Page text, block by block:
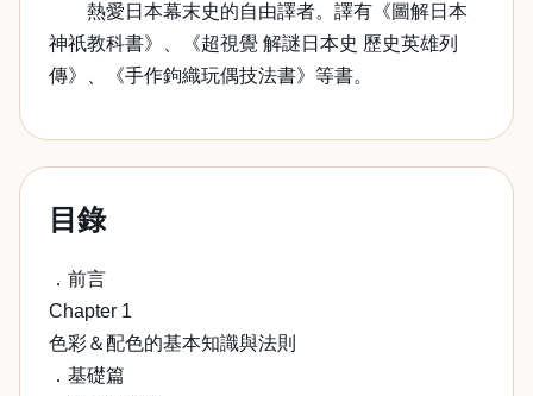
熱愛日本幕末史的自由譯者。譯有《圖解日本
神祇教科書》、《超視覺 解謎日本史 歷史英雄列
傳》、《手作鉤織玩偶技法書》等書。
目錄
．前言
Chapter 1
色彩＆配色的基本知識與法則
．基礎篇